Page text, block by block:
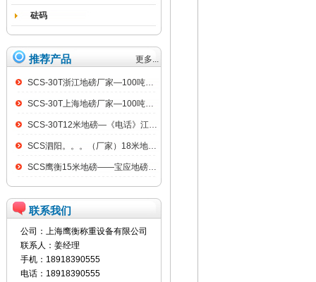
砝码
推荐产品 更多...
SCS-30T浙江地磅厂家—100吨汽车衡
SCS-30T上海地磅厂家—100吨汽车衡
SCS-30T12米地磅—《电话》江阴100吨地磅
SCS泗阳。。。（厂家）18米地磅（低价）
SCS鹰衡15米地磅——宝应地磅销售点
联系我们
公司：上海鹰衡称重设备有限公司
联系人：姜经理
手机：18918390555
电话：18918390555